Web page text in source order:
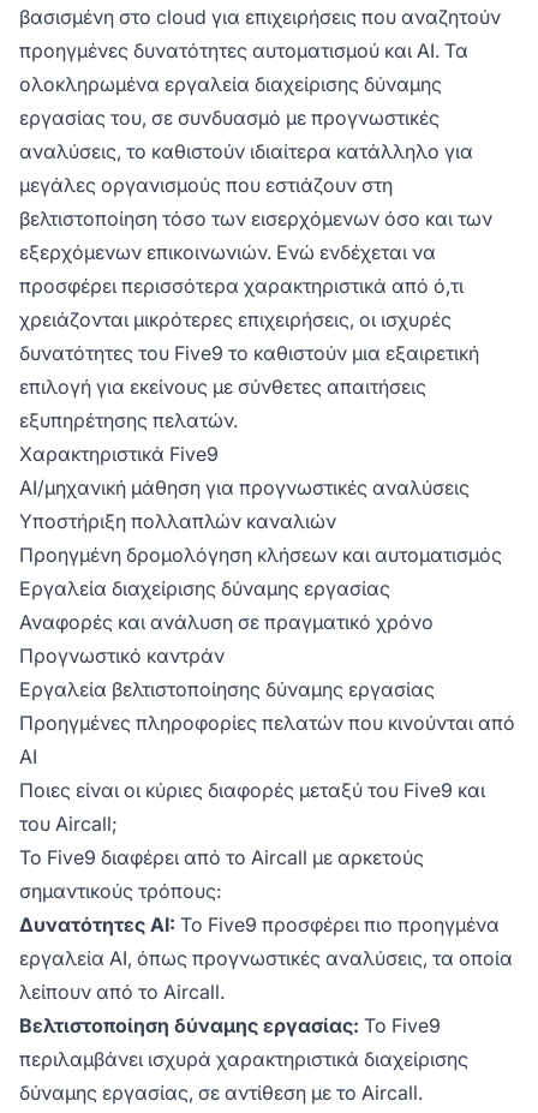
βασισμένη στο cloud για επιχειρήσεις που αναζητούν
προηγμένες δυνατότητες αυτοματισμού και AI. Τα
ολοκληρωμένα εργαλεία διαχείρισης δύναμης
εργασίας του, σε συνδυασμό με προγνωστικές
αναλύσεις, το καθιστούν ιδιαίτερα κατάλληλο για
μεγάλες οργανισμούς που εστιάζουν στη
βελτιστοποίηση τόσο των εισερχόμενων όσο και των
εξερχόμενων επικοινωνιών. Ενώ ενδέχεται να
προσφέρει περισσότερα χαρακτηριστικά από ό,τι
χρειάζονται μικρότερες επιχειρήσεις, οι ισχυρές
δυνατότητες του Five9 το καθιστούν μια εξαιρετική
επιλογή για εκείνους με σύνθετες απαιτήσεις
εξυπηρέτησης πελατών.
Χαρακτηριστικά Five9
AI/μηχανική μάθηση για προγνωστικές αναλύσεις
Υποστήριξη πολλαπλών καναλιών
Προηγμένη δρομολόγηση κλήσεων και αυτοματισμός
Εργαλεία διαχείρισης δύναμης εργασίας
Αναφορές και ανάλυση σε πραγματικό χρόνο
Προγνωστικό καντράν
Εργαλεία βελτιστοποίησης δύναμης εργασίας
Προηγμένες πληροφορίες πελατών που κινούνται από
AI
Ποιες είναι οι κύριες διαφορές μεταξύ του Five9 και
του Aircall;
Το Five9 διαφέρει από το Aircall με αρκετούς
σημαντικούς τρόπους:
Δυνατότητες AI: Το Five9 προσφέρει πιο προηγμένα
εργαλεία AI, όπως προγνωστικές αναλύσεις, τα οποία
λείπουν από το Aircall.
Βελτιστοποίηση δύναμης εργασίας: Το Five9
περιλαμβάνει ισχυρά χαρακτηριστικά διαχείρισης
δύναμης εργασίας, σε αντίθεση με το Aircall.